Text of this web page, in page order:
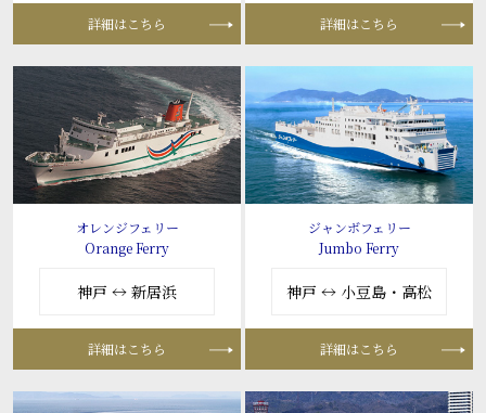
詳細はこちら 詳細はこちら
オレンジフェリー
Orange Ferry
神戸 ↔ 新居浜
詳細はこちら
ジャンボフェリー
Jumbo Ferry
神戸 ↔ 小豆島・高松
詳細はこちら